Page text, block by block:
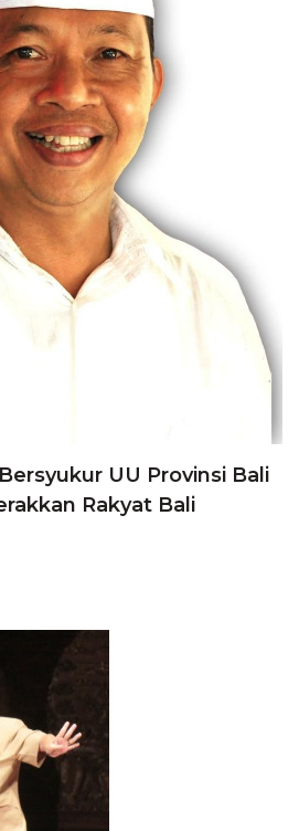
UU Provinsi Bali
Rakyat Bali